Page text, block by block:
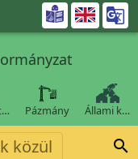

Pázmány Állami k…
közül 